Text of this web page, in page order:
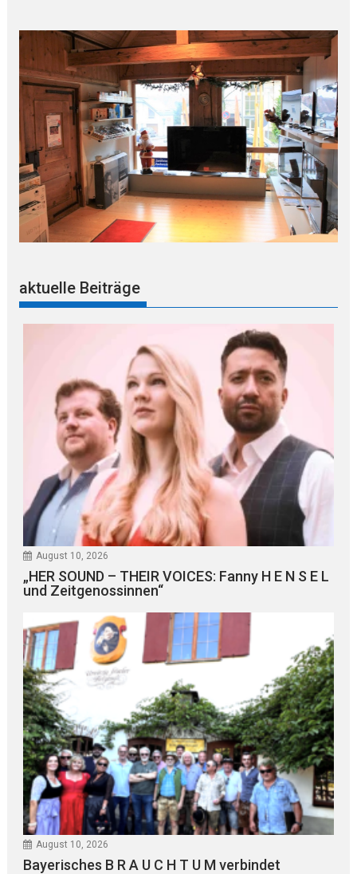
aktuelle Beiträge
August 10, 2026
„HER SOUND – THEIR VOICES: Fanny H E N S E L
und Zeitgenossinnen“
August 10, 2026
Bayerisches B R A U C H T U M verbindet